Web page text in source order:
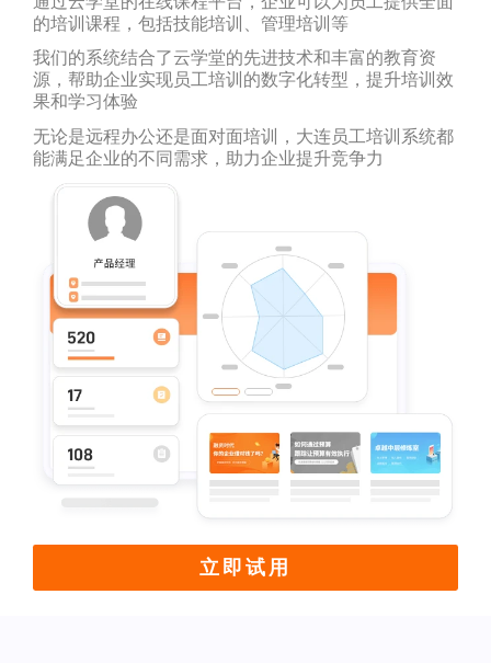
的培训课程，包括技能培训、管理培训等
我们的系统结合了云学堂的先进技术和丰富的教育资
源，帮助企业实现员工培训的数字化转型，提升培训效
果和学习体验
无论是远程办公还是面对面培训，大连员工培训系统都
能满足企业的不同需求，助力企业提升竞争力
立即试用